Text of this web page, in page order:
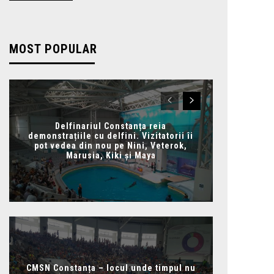
MOST POPULAR
Delfinariul Constanța reia
demonstrațiile cu delfini. Vizitatorii îi
pot vedea din nou pe Nini, Veterok,
Marusia, Kiki și Maya
CMSN Constanța – locul unde timpul nu